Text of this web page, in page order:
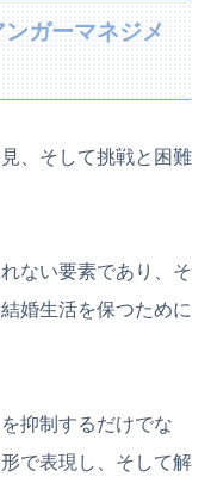
ガーマネジメ
、そして挑戦と困難
ない要素であり、そ
婚生活を保つために
抑制するだけでな
で表現し、そして解